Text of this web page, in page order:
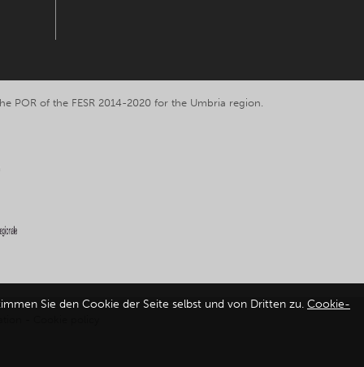
POR of the FESR 2014-2020 for the Umbria region.
Sie den Cookie der Seite selbst und von Dritten zu. Cookie-